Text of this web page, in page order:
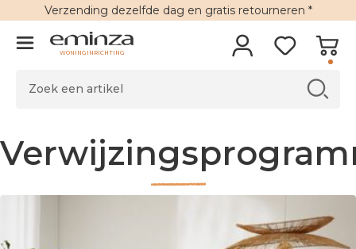
Verzending dezelfde dag en gratis retourneren *
WONINGINRICHTING